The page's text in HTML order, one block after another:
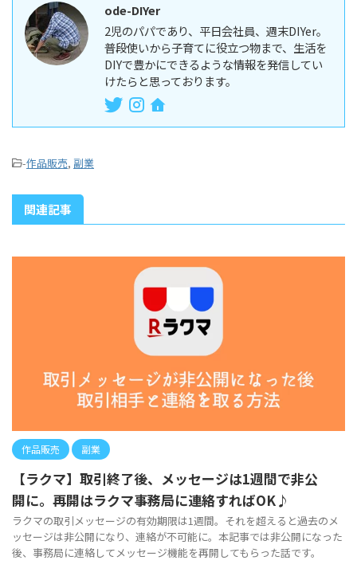
ode-DIYer
2児のパパであり、平日会社員、週末DIYer。
普段使いから子育てに役立つ物まで、生活を
DIYで豊かにできるような情報を発信してい
けたらと思っております。
-作品販売, 副業
関連記事
作品販売 副業
【ラクマ】取引終了後、メッセージは1週間で非公
開に。再開はラクマ事務局に連絡すればOK♪
ラクマの取引メッセージの有効期限は1週間。それを超えると過去のメ
ッセージは非公開になり、連絡が不可能に。本記事では非公開になった
後、事務局に連絡してメッセージ機能を再開してもらった話です。